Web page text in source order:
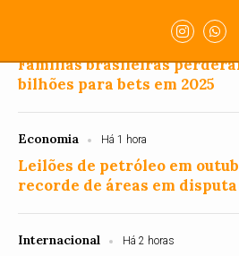
Dr.Henrique Polícia
Geral Justiça Geral
Famílias brasileiras
bilhões para bets em 2025
Economia Há 1 hora
Leilões de petróleo em
recorde de áreas em disputa
Internacional Há 2 horas